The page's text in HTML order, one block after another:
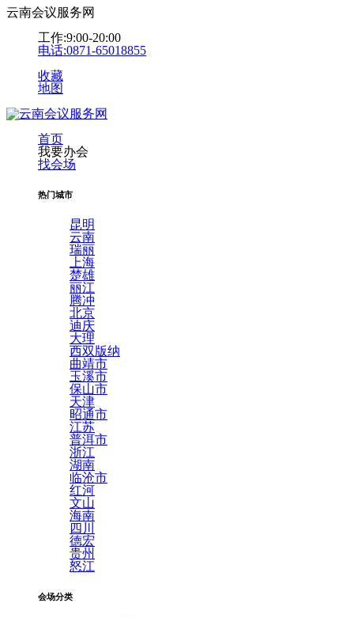
云南会议服务网
工作:9:00-20:00
电话:0871-65018855
收藏
地图
首页
我要办会
找会场
热门城市
昆明
云南
瑞丽
上海
楚雄
丽江
腾冲
北京
迪庆
大理
西双版纳
曲靖市
玉溪市
保山市
天津
昭通市
江苏
普洱市
浙江
湖南
临沧市
红河
文山
海南
四川
德宏
贵州
怒江
会场分类